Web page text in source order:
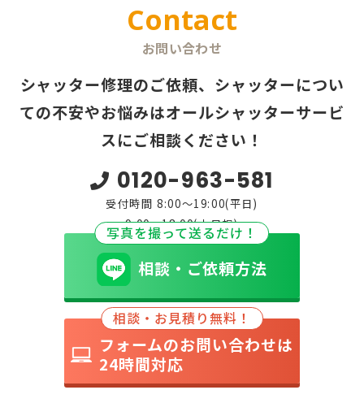
Contact
お問い合わせ
シャッター修理のご依頼、シャッターについ
ての不安やお悩みはオールシャッターサービ
スにご相談ください！
0120-963-581
受付時間 8:00～19:00(平日)
9:00～18:00(土日祝)
写真を撮って送るだけ！
相談・ご依頼方法
相談・お見積り無料！
フォームのお問い合わせは
24時間対応